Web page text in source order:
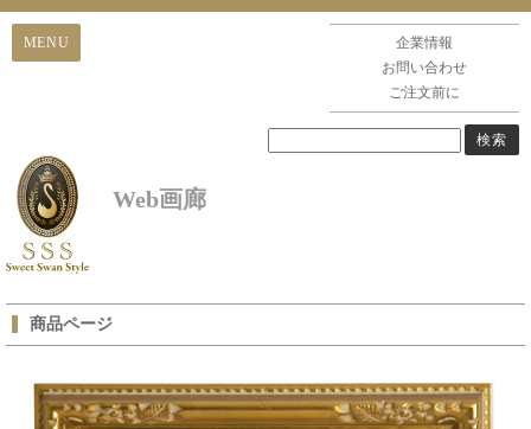
企業情報
お問い合わせ
ご注文前に
Web画廊
商品ページ